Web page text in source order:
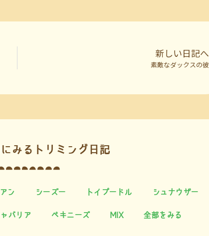
新しい日記へ
素敵なダックスの彼
みるトリミング日記
ン シーズー トイプードル シュナウザー
ャバリア ペキニーズ MIX 全部をみる